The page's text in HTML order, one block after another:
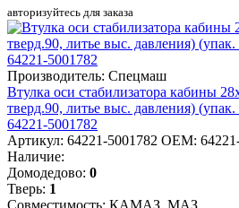
авторизуйтесь для заказа
Производитель: Спецмаш
Втулка оси стабилизатора кабины
тверд.90, литье выс. давления)
64221-5001782
Артикул: 64221-5001782 OEM:
Наличие:
Домодедово: 0
Тверь: 1
Совместимость: КАМАЗ, МАЗ